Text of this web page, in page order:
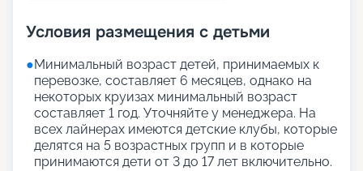
Условия размещения с детьми
●Минимальный возраст детей, принимаемых к
перевозке, составляет 6 месяцев, однако на
некоторых круизах минимальный возраст
составляет 1 год. Уточняйте у менеджера. На
всех лайнерах имеются детские клубы, которые
делятся на 5 возрастных групп и в которые
принимаются дети от 3 до 17 лет включительно.